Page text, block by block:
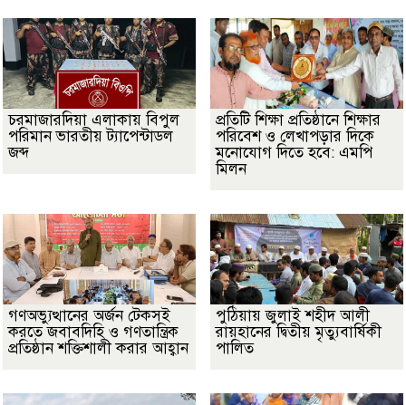
চরমাজারদিয়া এলাকায় বিপুল
পরিমান ভারতীয় ট্যাপেন্টাডল
জব্দ
প্রতিটি শিক্ষা প্রতিষ্ঠানে শিক্ষার
পরিবেশ ও লেখাপড়ার দিকে
মনোযোগ দিতে হবে: এমপি
মিলন
গণঅভ্যুত্থানের অর্জন টেকসই
করতে জবাবদিহি ও গণতান্ত্রিক
প্রতিষ্ঠান শক্তিশালী করার আহ্বান
পুঠিয়ায় জুলাই শহীদ আলী
রায়হানের দ্বিতীয় মৃত্যুবার্ষিকী
পালিত